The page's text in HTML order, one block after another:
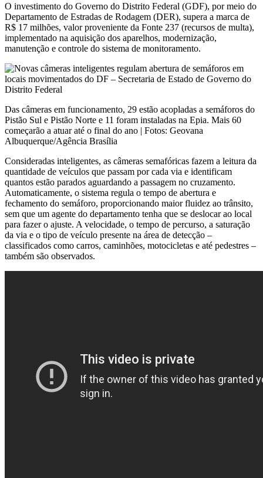
O investimento do Governo do Distrito Federal (GDF), por meio do
Departamento de Estradas de Rodagem (DER), supera a marca de
R$ 17 milhões, valor proveniente da Fonte 237 (recursos de multa),
implementado na aquisição dos aparelhos, modernização,
manutenção e controle do sistema de monitoramento.
Das câmeras em funcionamento, 29 estão acopladas a semáforos do
Pistão Sul e Pistão Norte e 11 foram instaladas na Epia. Mais 60
começarão a atuar até o final do ano | Fotos: Geovana
Albuquerque/Agência Brasília
Consideradas inteligentes, as câmeras semafóricas fazem a leitura da
quantidade de veículos que passam por cada via e identificam
quantos estão parados aguardando a passagem no cruzamento.
Automaticamente, o sistema regula o tempo de abertura e
fechamento do semáforo, proporcionando maior fluidez ao trânsito,
sem que um agente do departamento tenha que se deslocar ao local
para fazer o ajuste. A velocidade, o tempo de percurso, a saturação
da via e o tipo de veículo presente na área de detecção –
classificados como carros, caminhões, motocicletas e até pedestres –
também são observados.